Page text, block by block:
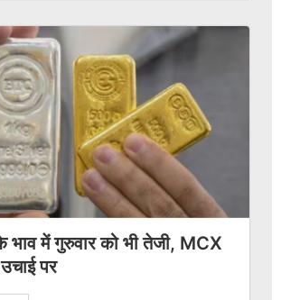
भाव में गुरुवार को भी तेजी, MCX
पर